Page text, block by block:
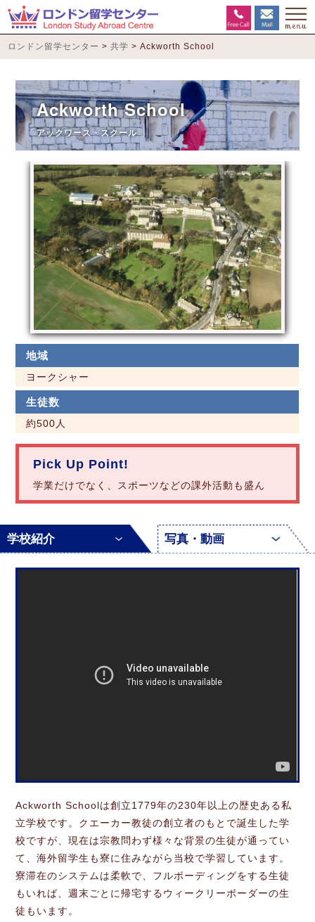
ロンドン留学センター >共学 >Ackworth School
Ackworth School
アックワース・スクール
地域
ヨークシャー
生徒数
約500人
Pick Up Point!
学業だけでなく、スポーツなどの課外活動も盛ん
学校紹介 写真・動画
Ackworth Schoolは創立1779年の230年以上の歴史ある私
立学校です。クエーカー教徒の創立者のもとで誕生した学
校ですが、現在は宗教問わず様々な背景の生徒が通ってい
て、海外留学生も寮に住みながら当校で学習しています。
寮滞在のシステムは柔軟で、フルボーディングをする生徒
もいれば、週末ごとに帰宅するウィークリーボーダーの生
徒もいます。